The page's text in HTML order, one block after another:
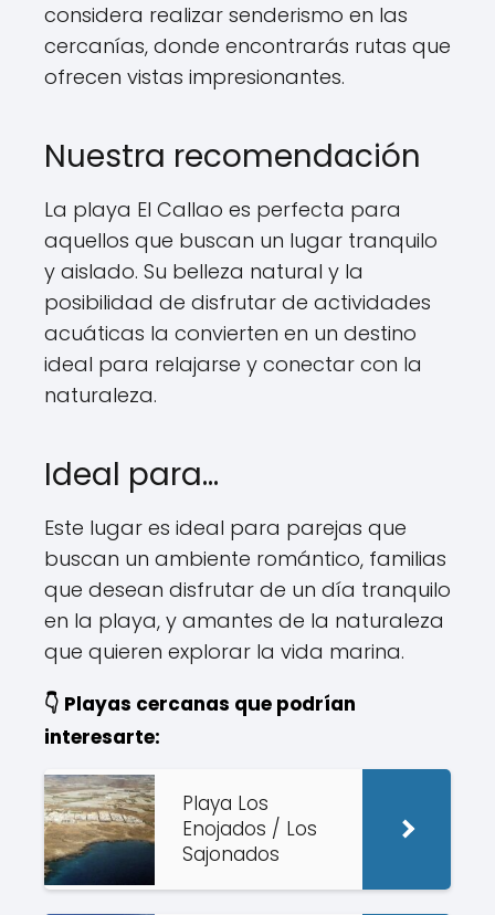
considera realizar senderismo en las
cercanías, donde encontrarás rutas que
ofrecen vistas impresionantes.
Nuestra recomendación
La playa El Callao es perfecta para
aquellos que buscan un lugar tranquilo
y aislado. Su belleza natural y la
posibilidad de disfrutar de actividades
acuáticas la convierten en un destino
ideal para relajarse y conectar con la
naturaleza.
Ideal para…
Este lugar es ideal para parejas que
buscan un ambiente romántico, familias
que desean disfrutar de un día tranquilo
en la playa, y amantes de la naturaleza
que quieren explorar la vida marina.
👇 Playas cercanas que podrían
interesarte:
Playa Los
Enojados / Los
Sajonados